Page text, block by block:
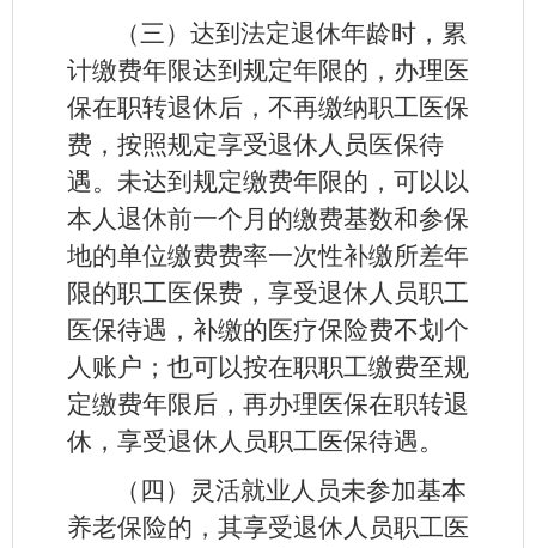
（三）达到法定退休年龄时，累
计缴费年限达到规定年限的，办理医
保在职转退休后，不再缴纳职工医保
费，按照规定享受退休人员医保待
遇。未达到规定缴费年限的，可以以
本人退休前一个月的缴费基数和参保
地的单位缴费费率一次性补缴所差年
限的职工医保费，享受退休人员职工
医保待遇，补缴的医疗保险费不划个
人账户；也可以按在职职工缴费至规
定缴费年限后，再办理医保在职转退
休，享受退休人员职工医保待遇。
（四）灵活就业人员未参加基本
养老保险的，其享受退休人员职工医